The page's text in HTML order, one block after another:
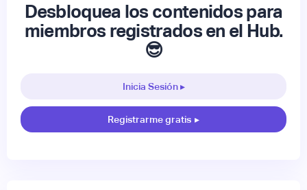
Desbloquea los contenidos para
miembros registrados en el Hub.
😎
Inicia Sesión ▸
Registrarme gratis ▸